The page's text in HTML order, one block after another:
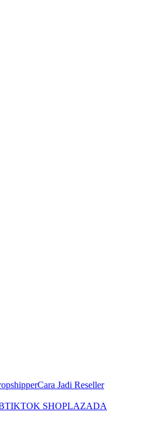
Cara Jadi Reseller
TIKTOK SHOPLAZADA